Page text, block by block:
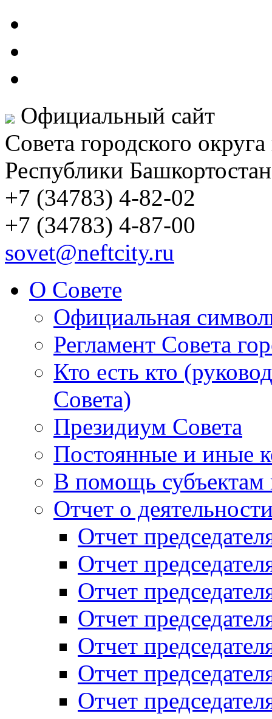
Официальный сайт
Совета городского
Республики Башкортостан
+7 (34783) 4-82-02
+7 (34783) 4-87-00
sovet@neftcity.ru
О Совете
Официальная
Регламент Совета
Кто есть кто
Совета)
Президиум Совета
Постоянные и иные
В помощь субъектам
Отчет о
Отчет
Отчет
Отчет
Отчет
Отчет
Отчет
Отчет